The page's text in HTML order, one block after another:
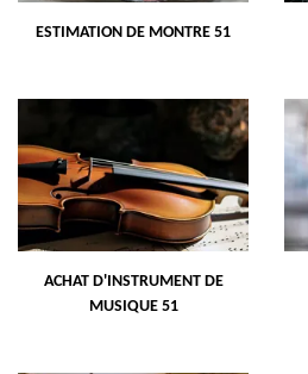
ESTIMATION DE MONTRE 51
ACHAT D'INSTRUMENT DE
MUSIQUE 51